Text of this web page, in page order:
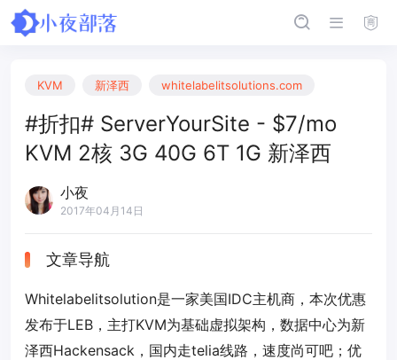
KVM 新泽西 whitelabelitsolutions.com
#折扣# ServerYourSite - $7/mo
KVM 2核 3G 40G 6T 1G 新泽西
小夜
2017年04月14日
文章导航
Whitelabelitsolution是一家美国IDC主机商，本次优惠
发布于LEB，主打KVM为基础虚拟架构，数据中心为新
泽西Hackensack，国内走telia线路，速度尚可吧；优